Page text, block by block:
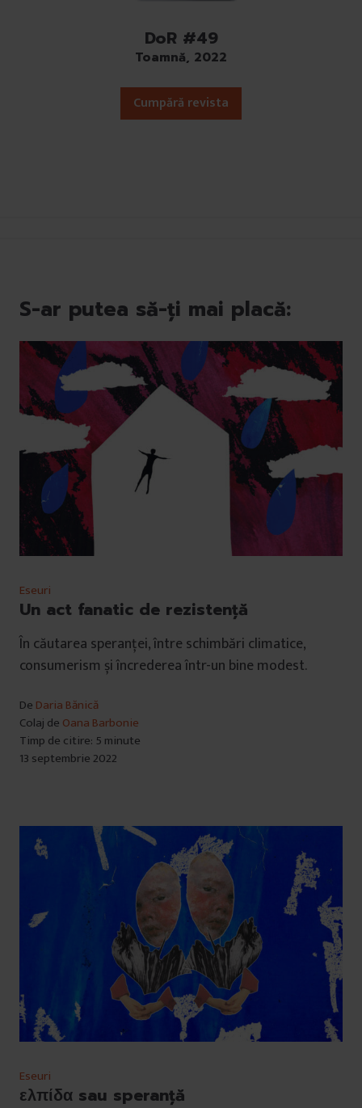
DoR #49
Toamnă, 2022
Cumpără revista
S-ar putea să-ți mai placă:
Eseuri
Un act fanatic de rezistență
În căutarea speranței, între schimbări climatice,
consumerism și încrederea într-un bine modest.
De Daria Bănică
Colaj de Oana Barbonie
Timp de citire: 5 minute
13 septembrie 2022
Eseuri
ελπίδα sau speranță